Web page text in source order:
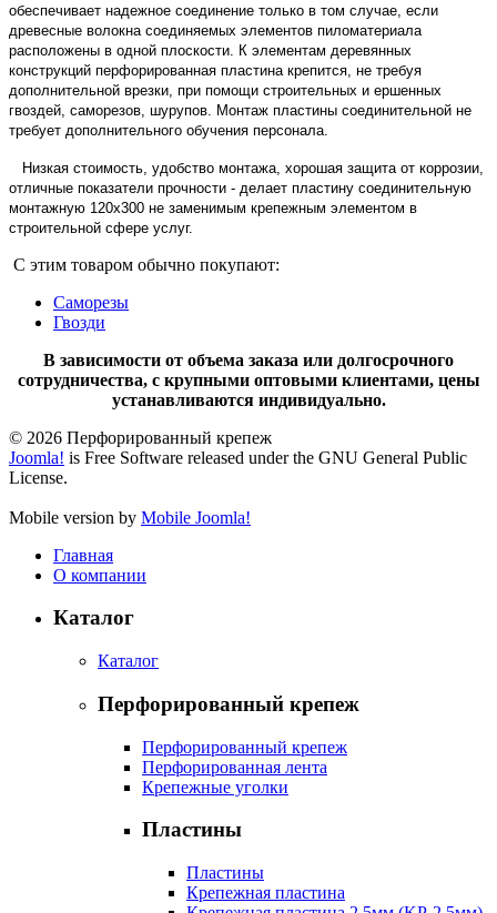
обеспечивает надежное соединение только в том случае, если
древесные волокна соединяемых элементов пиломатериала
расположены в одной плоскости. К элементам деревянных
конструкций перфорированная пластина крепится, не требуя
дополнительной врезки, при помощи строительных и ершенных
гвоздей, саморезов, шурупов. Монтаж пластины соединительной не
требует дополнительного обучения персонала.
Низкая стоимость, удобство монтажа, хорошая защита от коррозии,
отличные показатели прочности - делает пластину соединительную
монтажную 120х300 не заменимым крепежным элементом в
строительной сфере услуг.
С этим товаром обычно покупают:
Саморезы
Гвозди
В зависимости от объема заказа или долгосрочного
сотрудничества, с крупными оптовыми клиентами, цены
устанавливаются индивидуально.
© 2026 Перфорированный крепеж
Joomla! is Free Software released under the GNU General Public
License.
Mobile version by Mobile Joomla!
Главная
О компании
Каталог
Каталог
Перфорированный крепеж
Перфорированный крепеж
Перфорированная лента
Крепежные уголки
Пластины
Пластины
Крепежная пластина